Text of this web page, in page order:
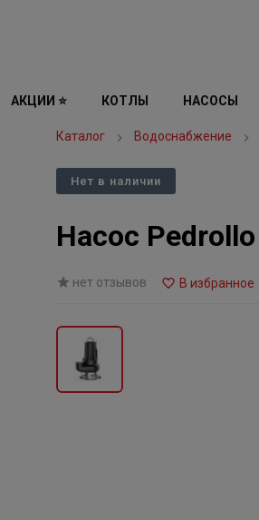
АКЦИИ ⭐ КОТЛЫ НАСОСЫ
Каталог Водоснабжение
Нет в наличии
Насос
нет отзывов В избранное